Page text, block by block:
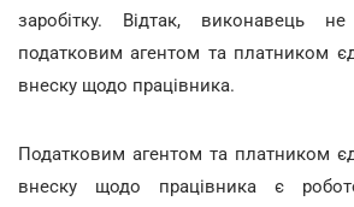
заробітку. Відтак, виконавець
податковим агентом та платником
внеску щодо працівника.
Податковим агентом та платником
внеску щодо працівника є